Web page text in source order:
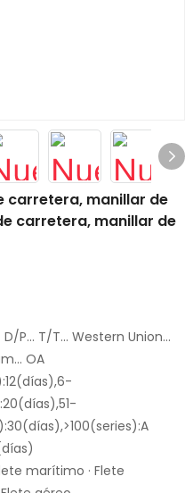
carretera, manillar de
carretera, manillar de
D/P... T/T... Western Union...
OA
marítimo · Flete